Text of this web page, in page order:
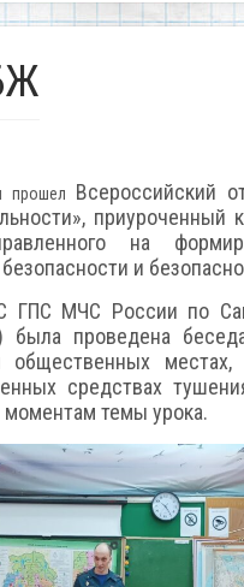
прошел Всероссийский
приуроченный
на
и
МЧС России по
была проведена
местах,
средствах
темы урока.